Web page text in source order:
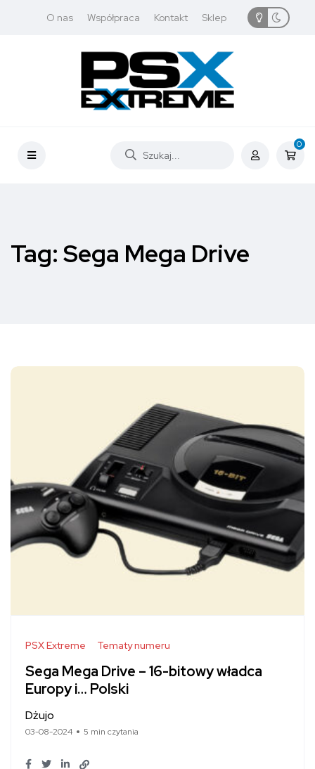
O nas Współpraca Kontakt Sklep
0
Tag: Sega Mega Drive
PSX Extreme Tematy numeru
Sega Mega Drive – 16-bitowy władca
Europy i… Polski
Dżujo
03-08-2024 5 min czytania